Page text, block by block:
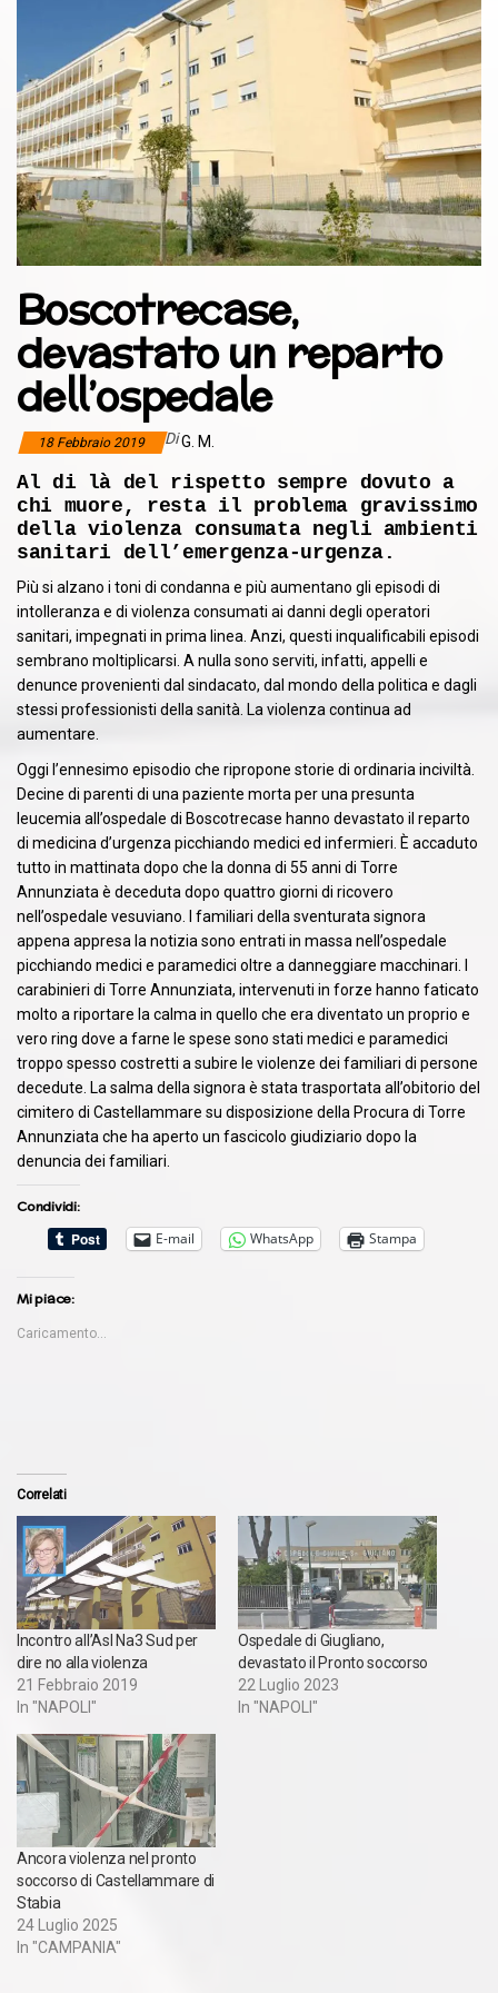
Boscotrecase,
devastato un reparto
dell’ospedale
18 Febbraio 2019 DiG. M.
Al di là del rispetto sempre dovuto a
chi muore, resta il problema gravissimo
della violenza consumata negli ambienti
sanitari dell’emergenza-urgenza.
Più si alzano i toni di condanna e più aumentano gli episodi di
intolleranza e di violenza consumati ai danni degli operatori
sanitari, impegnati in prima linea. Anzi, questi inqualificabili episodi
sembrano moltiplicarsi. A nulla sono serviti, infatti, appelli e
denunce provenienti dal sindacato, dal mondo della politica e dagli
stessi professionisti della sanità. La violenza continua ad
aumentare.
Oggi l’ennesimo episodio che ripropone storie di ordinaria inciviltà.
Decine di parenti di una paziente morta per una presunta
leucemia all’ospedale di Boscotrecase hanno devastato il reparto
di medicina d’urgenza picchiando medici ed infermieri. È accaduto
tutto in mattinata dopo che la donna di 55 anni di Torre
Annunziata è deceduta dopo quattro giorni di ricovero
nell’ospedale vesuviano. I familiari della sventurata signora
appena appresa la notizia sono entrati in massa nell’ospedale
picchiando medici e paramedici oltre a danneggiare macchinari. I
carabinieri di Torre Annunziata, intervenuti in forze hanno faticato
molto a riportare la calma in quello che era diventato un proprio e
vero ring dove a farne le spese sono stati medici e paramedici
troppo spesso costretti a subire le violenze dei familiari di persone
decedute. La salma della signora è stata trasportata all’obitorio del
cimitero di Castellammare su disposizione della Procura di Torre
Annunziata che ha aperto un fascicolo giudiziario dopo la
denuncia dei familiari.
Condividi:
E-mail
WhatsApp Stampa
Mi piace:
Caricamento...
Correlati
Incontro all’Asl Na3 Sud per
dire no alla violenza
21 Febbraio 2019
In "NAPOLI"
Ospedale di Giugliano,
devastato il Pronto soccorso
22 Luglio 2023
In "NAPOLI"
Ancora violenza nel pronto
soccorso di Castellammare di
Stabia
24 Luglio 2025
In "CAMPANIA"